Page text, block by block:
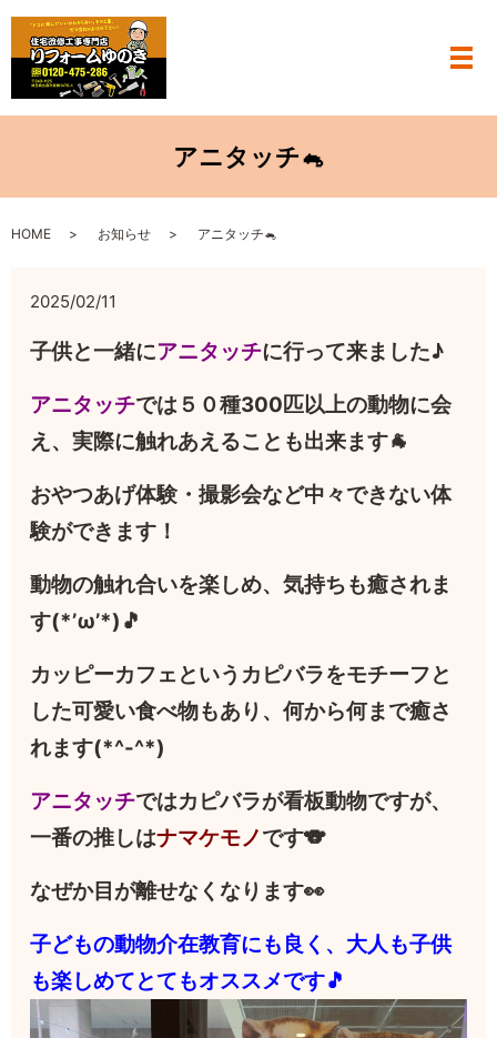
メ
アニタッチ🐁
HOME お知らせ アニタッチ🐁
2025/02/11
子供と一緒にアニタッチに行って来ました♪
アニタッチでは５０種300匹以上の動物に会
え、実際に触れあえることも出来ます🐐
おやつあげ体験・撮影会など中々できない体
験ができます！
動物の触れ合いを楽しめ、気持ちも癒されま
す(*’ω’*)🎵
カッピーカフェというカピバラをモチーフと
した可愛い食べ物もあり、何から何まで癒さ
れます(*^-^*)
アニタッチではカピバラが看板動物ですが、
一番の推しはナマケモノです🐨
なぜか目が離せなくなります👀
子どもの動物介在教育にも良く、大人も子供
も楽しめてとてもオススメです🎵